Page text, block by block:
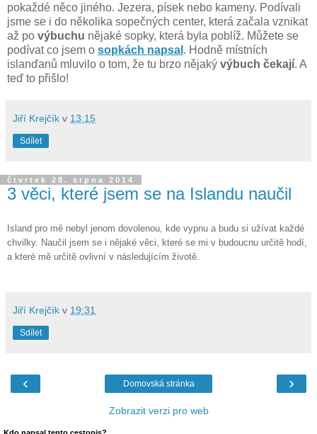
pokaždé něco jiného. Jezera, písek nebo kameny. Podívali
jsme se i do několika sopečných center, která začala vznikat
až po výbuchu nějaké sopky, která byla poblíž. Můžete se
podívat co jsem o sopkách napsal . Hodně místních
islanďanů mluvilo o tom, že tu brzo nějaký výbuch čekají. A
teď to přišlo!
Jiří Krejčík v 13:15
Sdílet
čtvrtek 28. srpna 2014
3 věci, které jsem se na Islandu naučil
Island pro mě nebyl jenom dovolenou, kde vypnu a budu si užívat každé
chvilky. Naučil jsem se i nějaké věci, které se mi v budoucnu určitě hodí,
a které mě určitě ovlivní v následujícím životě.
Jiří Krejčík v 19:31
Sdílet
‹ ›
Domovská stránka
Zobrazit verzi pro web
Kdo napsal tento cestopis?